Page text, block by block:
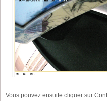
Vous pouvez ensuite cliquer sur